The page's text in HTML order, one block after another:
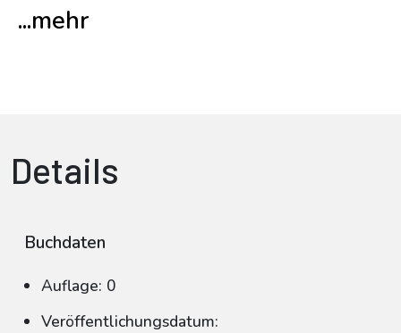
...mehr
Details
Buchdaten
Auflage: 0
Veröffentlichungsdatum: